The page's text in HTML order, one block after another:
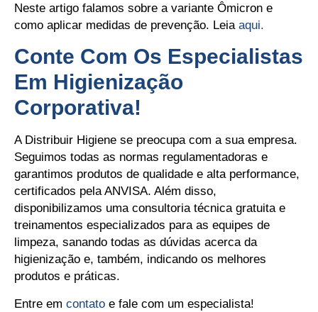
Neste artigo falamos sobre a variante Ômicron e
como aplicar medidas de prevenção. Leia aqui.
Conte Com Os Especialistas
Em Higienização
Corporativa!
A Distribuir Higiene se preocupa com a sua empresa.
Seguimos todas as normas regulamentadoras e
garantimos produtos de qualidade e alta performance,
certificados pela ANVISA. Além disso,
disponibilizamos uma consultoria técnica gratuita e
treinamentos especializados para as equipes de
limpeza, sanando todas as dúvidas acerca da
higienização e, também, indicando os melhores
produtos e práticas.
Entre em contato e fale com um especialista!